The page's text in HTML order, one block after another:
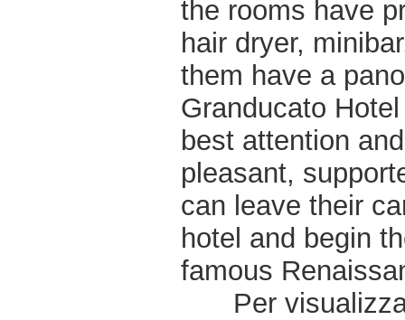
the rooms have
hair dryer,
them have a
Granducato
best attention
pleasant,
can leave their
hotel and begin
famous
Per